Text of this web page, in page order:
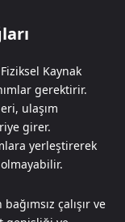
Kaynak
gerektirir.
ulaşım
girer.
yerleştirerek
çalışır ve